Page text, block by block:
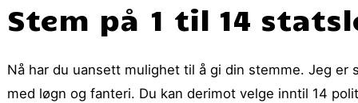
Stem på 1 til 14
Nå har du uansett mulighet til å gi din stemme. Jeg
med løgn og fanteri. Du kan derimot velge inntil 14